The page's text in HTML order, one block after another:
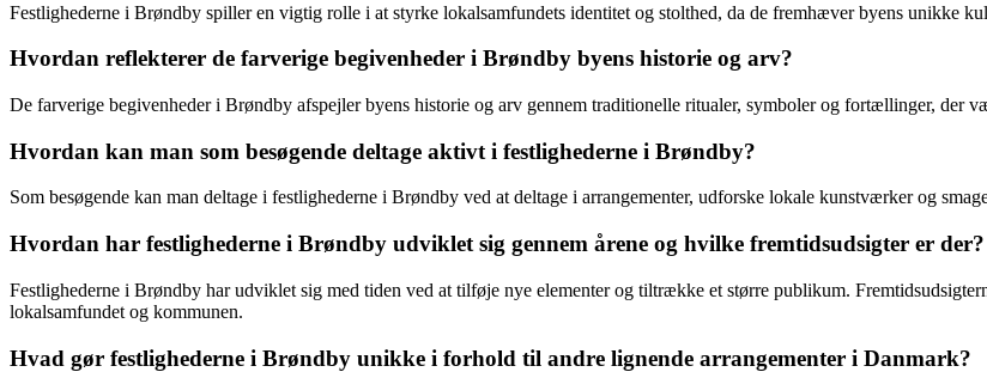
Festlighederne i Brøndby spiller en vigtig rolle i at styrke lokalsamfundets identitet og stolthed, da de fremhæver byens unikke
Hvordan reflekterer de farverige begivenheder i Brøndby byens historie og arv?
De farverige begivenheder i Brøndby afspejler byens historie og arv gennem traditionelle ritualer, symboler og fortællinger, der
Hvordan kan man som besøgende deltage aktivt i festlighederne i Brøndby?
Som besøgende kan man deltage i festlighederne i Brøndby ved at deltage i arrangementer, udforske lokale kunstværker og
Hvordan har festlighederne i Brøndby udviklet sig gennem årene og hvilke fremtidsudsigter er der?
Festlighederne i Brøndby har udviklet sig med tiden ved at tilføje nye elementer og tiltrække et større publikum.
lokalsamfundet og kommunen.
Hvad gør festlighederne i Brøndby unikke i forhold til andre lignende arrangementer i Danmark?